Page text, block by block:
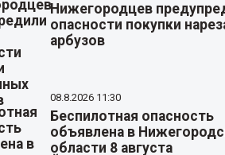
Нижегородцев
опасности покупки
арбузов
08.8.2026 11:30
Беспилотная опасность
объявлена в
области 8 августа